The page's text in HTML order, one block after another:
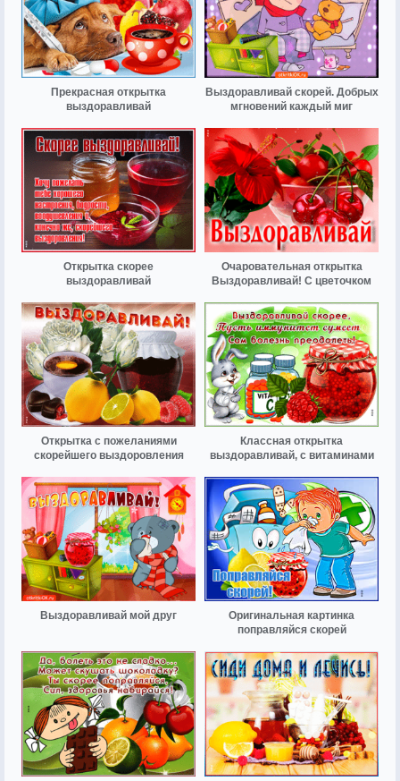
Прекрасная открытка
выздоравливай
Выздоравливай скорей. Добрых
мгновений каждый миг
Открытка скорее
выздоравливай
Очаровательная открытка
Выздоравливай! С цветочком
Открытка с пожеланиями
скорейшего выздоровления
Классная открытка
выздоравливай, с витаминами
Выздоравливай мой друг
Оригинальная картинка
поправляйся скорей